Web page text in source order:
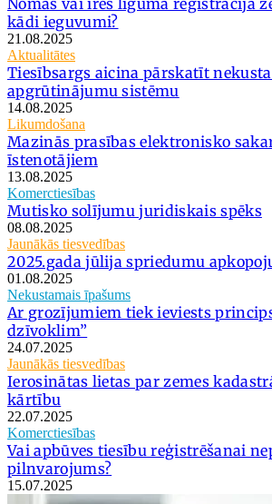
kādi ieguvumi?
21.08.2025
Aktualitātes
Tiesībsargs aicina pārskatīt
apgrūtinājumu sistēmu
14.08.2025
Likumdošana
Mazinās prasības elektronisko
īstenotājiem
13.08.2025
Komerctiesības
Mutisko solījumu juridiskais spēks
08.08.2025
Jaunākās tiesvedības
2025.gada jūlija spriedumu
01.08.2025
Nekustamais īpašums
Ar grozījumiem tiek ieviests
dzīvoklim”
24.07.2025
Jaunākās tiesvedības
Ierosinātas lietas par zemes
kārtību
22.07.2025
Komerctiesības
Vai apbūves tiesību reģistrēšanai
pilnvarojums?
15.07.2025